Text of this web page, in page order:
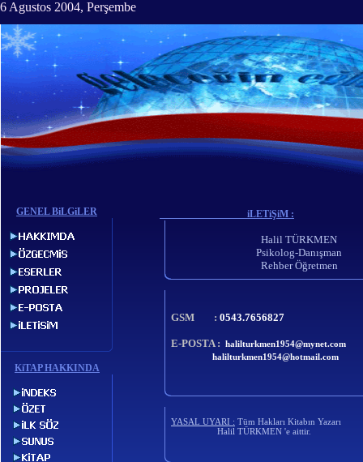
6 Agustos 2004, Perşembe
GENEL BiLGiLER
KiTAPHAKKINDA
iLETiŞiM :
Halil TÜRKMEN
Psikolog-Danışman
Rehber Öğretmen
GSM : 0543.7656827
E-POSTA : halilturkmen1954@mynet.com
halilturkmen1954@hotmail.com
YASAL UYARI : Tüm Hakları Kitabın Yazarı
Halil TÜRKMEN 'e aittir.